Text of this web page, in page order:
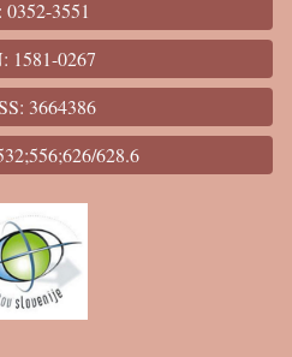
0352-3551
1581-0267
3664386
628.6